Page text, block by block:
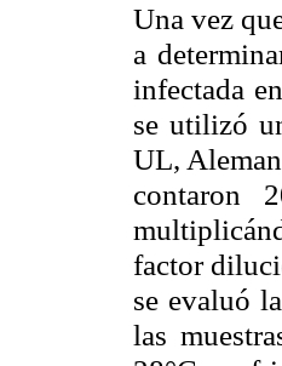
Una vez
a
infectada
se utilizó
UL,
contaron
factor
se evaluó la
las